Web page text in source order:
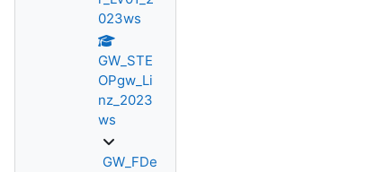
023ws
GW_STE
OPgw_Li
nz_2023
ws
GW_FDe